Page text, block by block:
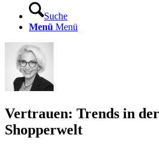
Suche
Menü Menü
Vertrauen: Trends in
Shopperwelt